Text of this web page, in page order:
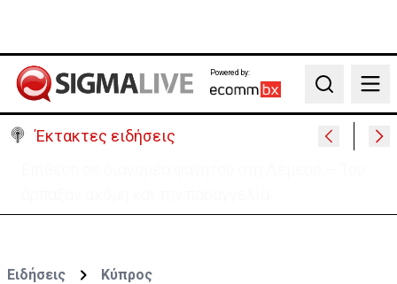
Powered by:
Search
Έκτακτες ειδήσεις
Ειδήσεις Κύπρος